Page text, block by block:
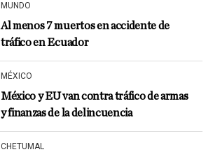
MUNDO
Al menos 7 muertos en accidente de
tráfico en Ecuador
MÉXICO
México y EU van contra tráfico de armas
y finanzas de la delincuencia
CHETUMAL